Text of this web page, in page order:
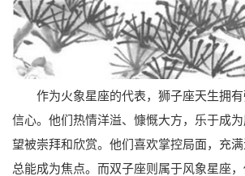
作为火象星座的代表，狮子座天生拥
信心。他们热情洋溢、慷慨大方，乐于成
望被崇拜和欣赏。他们喜欢掌控局面，充
总能成为焦点。而双子座则属于风象星座，